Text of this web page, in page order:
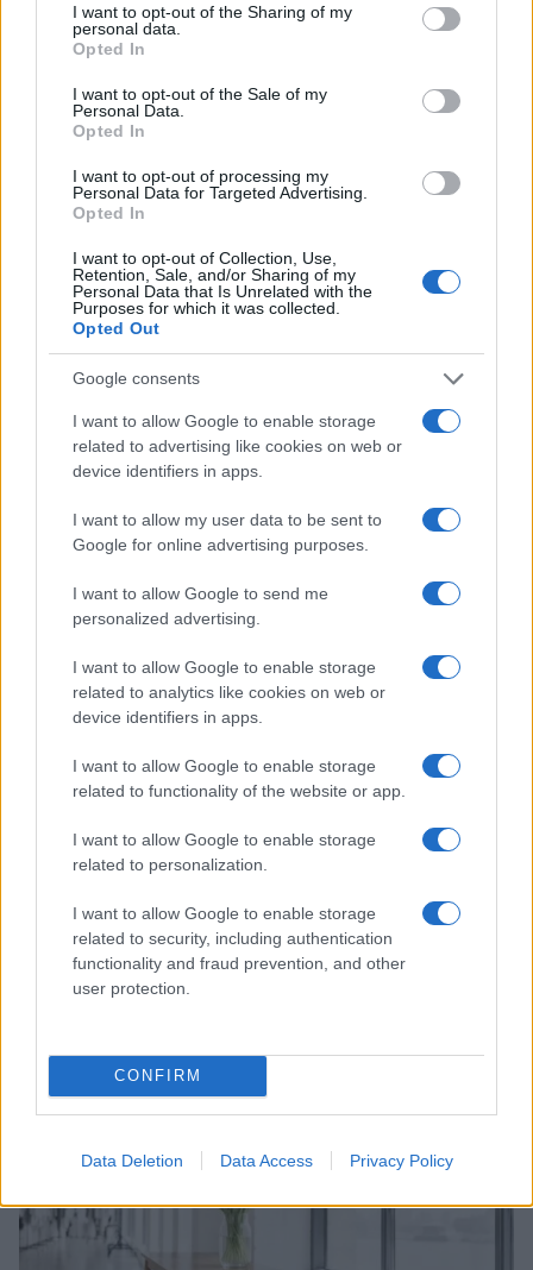
not limited to your visit or usage behaviour. You may click to
grant or deny consent to Google and its third-party tags to
use your data for below specified purposes in below Google
consent section.
I want to opt-out of the Sharing of my
personal data.
Opted In
I want to opt-out of the Sale of my
Personal Data.
Opted In
I want to opt-out of processing my
Personal Data for Targeted Advertising.
Opted In
I want to opt-out of Collection, Use,
Retention, Sale, and/or Sharing of my
Personal Data that Is Unrelated with the
Purposes for which it was collected.
Opted Out
Google consents
I want to allow Google to enable storage
related to advertising like cookies on web or
device identifiers in apps.
I want to allow my user data to be sent to
Google for online advertising purposes.
I want to allow Google to send me
personalized advertising.
I want to allow Google to enable storage
related to analytics like cookies on web or
device identifiers in apps.
I want to allow Google to enable storage
related to functionality of the website or app.
I want to allow Google to enable storage
related to personalization.
I want to allow Google to enable storage
related to security, including authentication
functionality and fraud prevention, and other
user protection.
CONFIRM
Data Deletion Data Access Privacy Policy
Continua a leggere
LIFESTYLE
Mostre di moda 2026: Franco Moschino a Forte di
Cristian Castiglioni · 7 Ago 2026